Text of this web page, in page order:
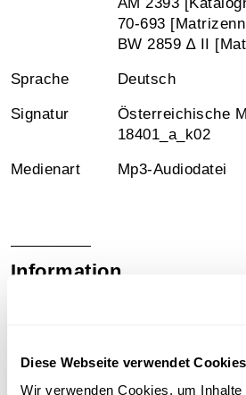
Diese Webseite verwendet Cookies
Wir verwenden Cookies, um Inhalte
70-693
BW 2859 ∆ II
Sprache Deutsch
Signatur
Österreichische
18401_a_k02
Medienart Mp3-Audiodatei
Information